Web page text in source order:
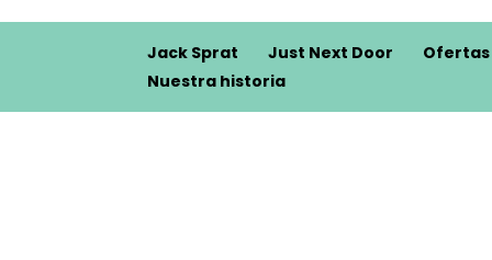
Jack Sprat Just Next Door
Nuestra historia